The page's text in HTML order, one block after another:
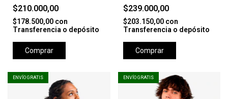
$210.000,00
$178.500,00 con
Transferencia o depósito
Comprar
$239.000,00
$203.150,00 con
Transferencia o depósito
Comprar
ENVÍO GRATIS ENVÍO GRATIS